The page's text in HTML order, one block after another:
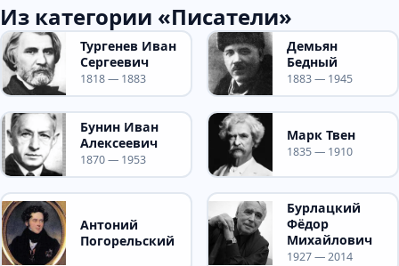
Из категории «Писатели»
Тургенев Иван
Сергеевич
1818 — 1883
Демьян
Бедный
1883 — 1945
Бунин Иван
Алексеевич
1870 — 1953
Марк Твен
1835 — 1910
Антоний
Погорельский
Бурлацкий
Фёдор
Михайлович
1927 — 2014